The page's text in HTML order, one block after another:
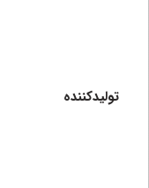
تولیدکننده